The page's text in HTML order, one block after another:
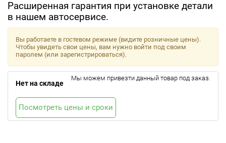
Расширенная гарантия при установке детали
в нашем автосервисе.
Вы работаете в гостевом режиме (видите розничные цены).
Чтобы увидеть свои цены, вам нужно войти под своим
паролем (или зарегистрироваться).
Нет на складе
Мы можем привезти данный товар под заказ.
Посмотреть цены и сроки